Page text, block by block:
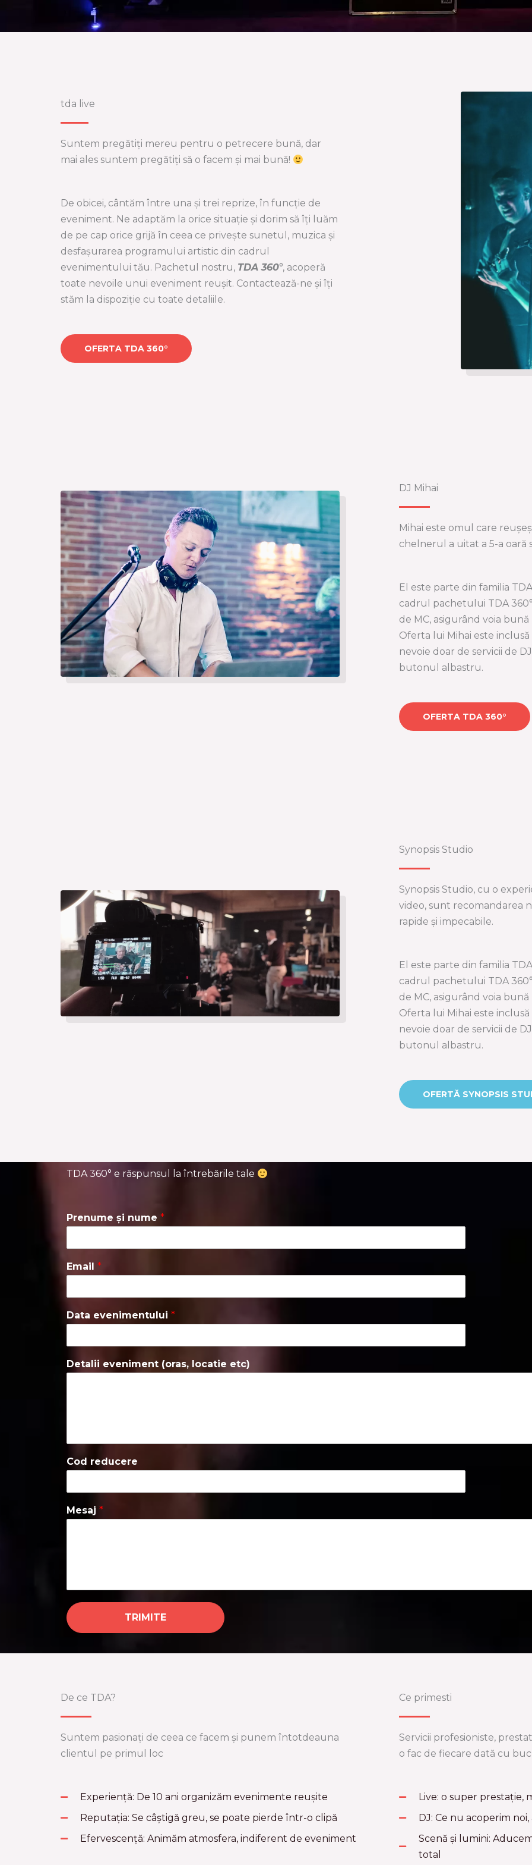
tda live
Suntem pregătiți mereu pentru o petrecere bună, dar
mai ales suntem pregătiți să o facem și mai bună!
De obicei, cântăm între una și trei reprize, în funcție de
eveniment. Ne adaptăm la orice situație și dorim să îți luăm
de pe cap orice grijă în ceea ce privește sunetul, muzica și
desfașurarea programului artistic din cadrul
evenimentului tău. Pachetul nostru, TDA 360°, acoperă
toate nevoile unui eveniment reușit. Contactează-ne și îți
stăm la dispoziție cu toate detaliile.
OFERTA TDA 360°
DJ Mihai
Mihai este omul care
chelnerul a uitat a 5-a oară
El este parte din familia
cadrul pachetului TDA
de MC, asigurând voia
Oferta lui Mihai este
nevoie doar de servicii de
butonul albastru.
OFERTA TDA 360°
Synopsis Studio
Synopsis Studio, cu o
video, sunt recomandarea
rapide și impecabile.
El este parte din familia
cadrul pachetului TDA
de MC, asigurând voia
Oferta lui Mihai este
nevoie doar de servicii de
butonul albastru.
OFERTĂ SYNOPSIS
TDA 360° e răspunsul la întrebările tale
Prenume și nume *
Email *
Data evenimentului *
Detalii eveniment (oras, locatie etc)
Cod reducere
Mesaj *
TRIMITE
De ce TDA?
Suntem pasionați de ceea ce facem și punem întotdeauna
clientul pe primul loc
Experiență: De 10 ani organizăm evenimente reușite
Reputația: Se câștigă greu, se poate pierde într-o clipă
Efervescență: Animăm atmosfera, indiferent de eveniment
Ce primesti
Servicii profesioniste,
o fac de fiecare dată cu
Live: o super prestație,
DJ: Ce nu acoperim
Scenă și lumini:
total